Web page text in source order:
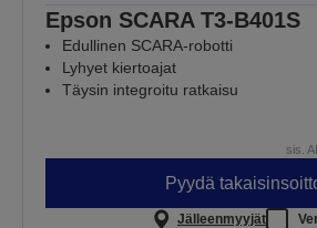
Epson SCARA T3-B401S
Edullinen SCARA-robotti
Lyhyet kiertoajat
Täysin integroitu ratkaisu
sis.
Pyydä
Jälleenmyyjät